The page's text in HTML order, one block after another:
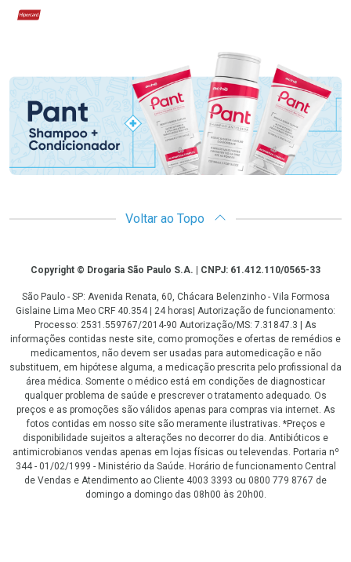
Hipercard
Promoção em Destaque
Voltar ao Topo
CopyrightCopyright © Drogaria São Paulo S.A. | CNPJ: 61.412.110/0565-33
São Paulo - SP: Avenida Renata, 60, Chácara Belenzinho - Vila Formosa
Gislaine Lima Meo CRF 40.354 | 24 horas| Autorização de funcionamento:
Processo: 2531.559767/2014-90 Autorização/MS: 7.31847.3 | As
informações contidas neste site, como promoções e ofertas de remédios e
medicamentos, não devem ser usadas para automedicação e não
substituem, em hipótese alguma, a medicação prescrita pelo profissional da
área médica. Somente o médico está em condições de diagnosticar
qualquer problema de saúde e prescrever o tratamento adequado. Os
preços e as promoções são válidos apenas para compras via internet. As
fotos contidas em nosso site são meramente ilustrativas. *Preços e
disponibilidade sujeitos a alterações no decorrer do dia. Antibióticos e
antimicrobianos vendas apenas em lojas físicas ou televendas. Portaria nº
344 - 01/02/1999 - Ministério da Saúde. Horário de funcionamento Central
de Vendas e Atendimento ao Cliente 4003 3393 ou 0800 779 8767 de
domingo a domingo das 08h00 às 20h00.